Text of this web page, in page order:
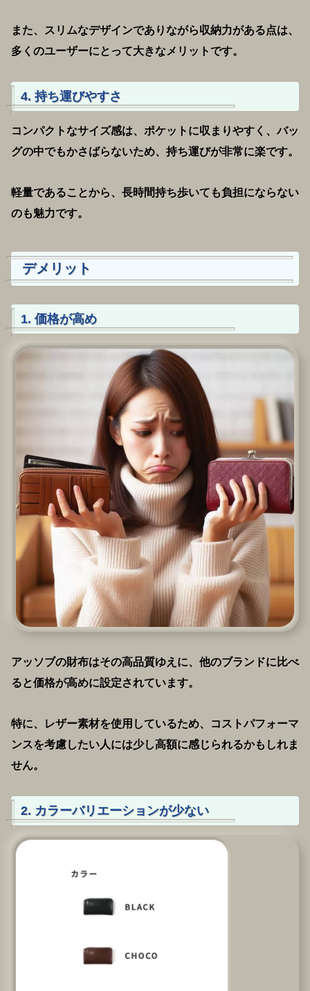
また、スリムなデザインでありながら収納力がある点は、
多くのユーザーにとって大きなメリットです。
4. 持ち運びやすさ
コンパクトなサイズ感は、ポケットに収まりやすく、バッ
グの中でもかさばらないため、持ち運びが非常に楽です。
軽量であることから、長時間持ち歩いても負担にならない
のも魅力です。
デメリット
1. 価格が高め
アッソブの財布はその高品質ゆえに、他のブランドに比べ
ると価格が高めに設定されています。
特に、レザー素材を使用しているため、コストパフォーマ
ンスを考慮したい人には少し高額に感じられるかもしれま
せん。
2. カラーバリエーションが少ない